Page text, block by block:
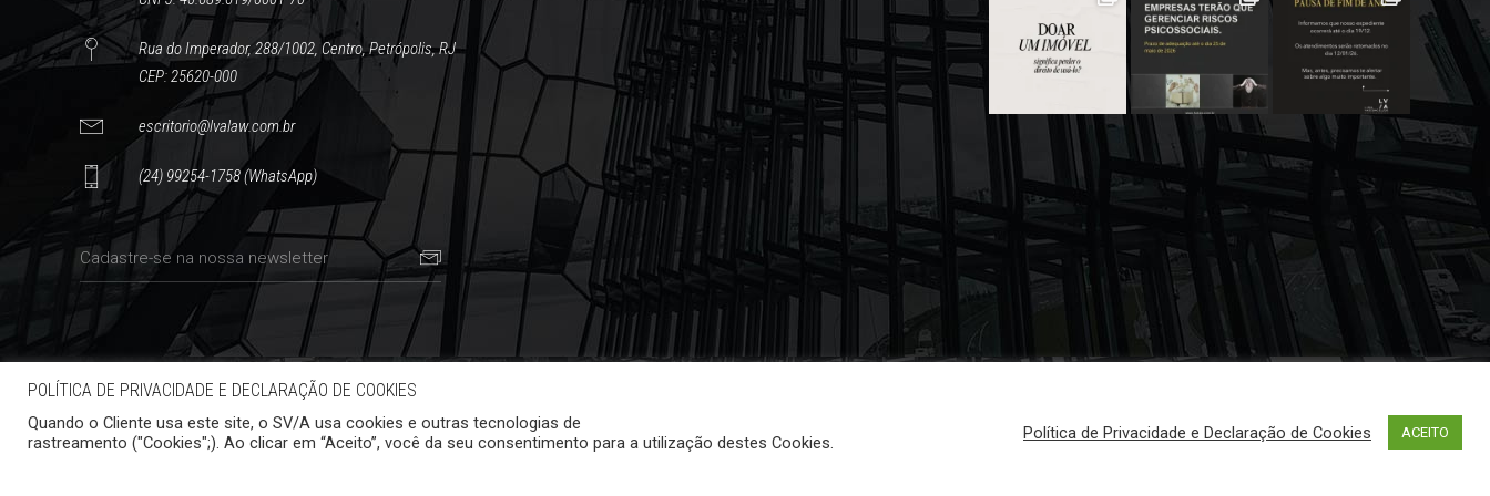
Rua do Imperador, 288/1002, Centro, Petrópolis, RJ
CEP: 25620-000
escritorio@lvalaw.com.br
(24) 99254-1758 (WhatsApp)
POLÍTICA DE PRIVACIDADE E DECLARAÇÃO DE COOKIES
Quando o Cliente usa este site, o SV/A usa cookies e outras tecnologias de
rastreamento ("Cookies";). Ao clicar em “Aceito”, você da seu consentimento para a utilização destes Cookies.
Política de Privacidade e Declaração de Cookies ACEITO